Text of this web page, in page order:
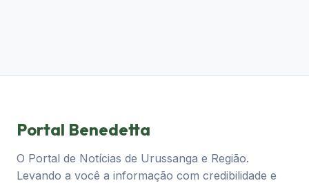
Portal Benedetta
O Portal de Notícias de Urussanga e Região.
Levando a você a informação com credibilidade e